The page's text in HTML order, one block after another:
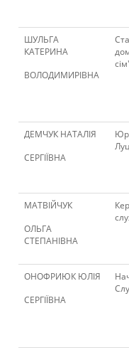
ШУЛЬГА
КАТЕРИНА
ВОЛОДИМИРІВНА
ДЕМЧУК НАТАЛІЯ
СЕРГІЇВНА
МАТВІЙЧУК
ОЛЬГА
СТЕПАНІВНА
ОНОФРИЮК ЮЛІЯ
СЕРГІЇВНА